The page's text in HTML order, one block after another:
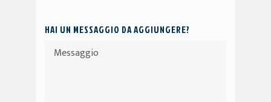
HAI UN MESSAGGIO DA AGGIUNGERE?